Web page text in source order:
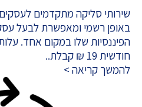
שירותי סליקה מתקדמים
באופן רשמי ומאפשרת לבעל
חודשית 19 ₪ קבלת..
להמשך קריאה >